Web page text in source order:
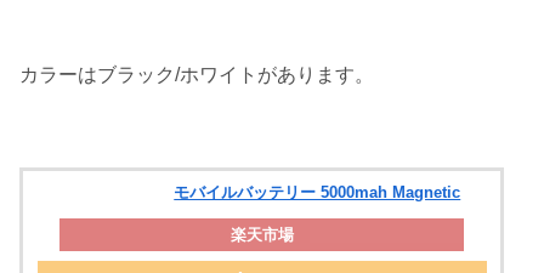
カラーはブラック/ホワイトがあります。
モバイルバッテリー 5000mah Magnetic
楽天市場